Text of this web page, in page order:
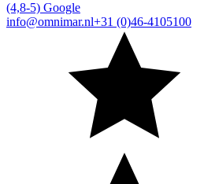
(4,8-5) Google
info@omnimar.nl+31 (0)46-4105100